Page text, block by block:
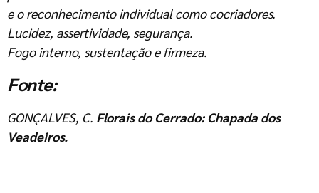
e o reconhecimento individual como cocriadores.
Lucidez, assertividade, segurança.
Fogo interno, sustentação e firmeza.
Fonte:
GONÇALVES, C. Florais do Cerrado: Chapada dos
Veadeiros.